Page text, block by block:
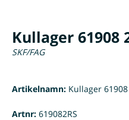
Kullager 61908
SKF/FAG
Artikelnamn: Kullager 61908
Artnr: 619082RS